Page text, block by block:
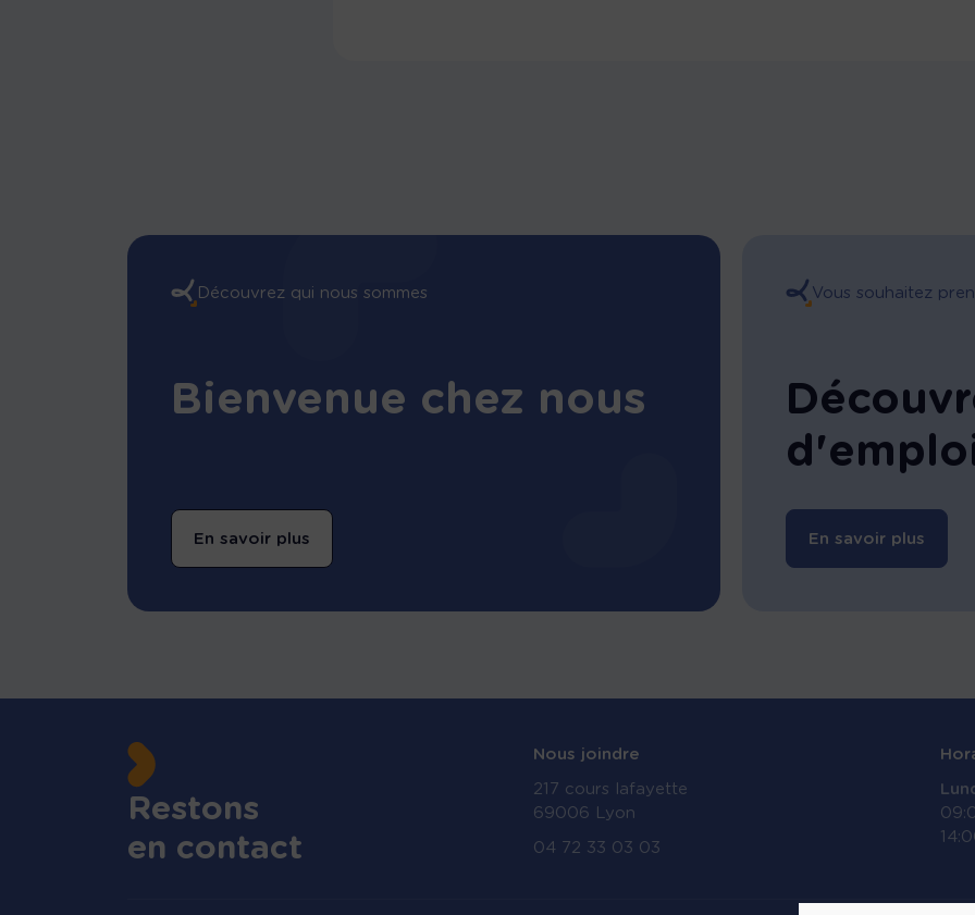
Découvrez qui nous sommes
Bienvenue chez nous
En savoir plus
Vous souhaitez
En savoir plus
Restons
en contact
Nous joindre
217 cours lafayette
69006 Lyon
04 72 33 03 03